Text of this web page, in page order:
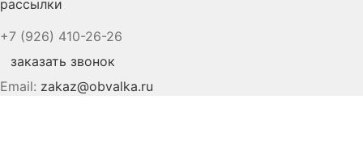
рассылки
+7 (926) 410-26-26
заказать звонок
Email: zakaz@obvalka.ru